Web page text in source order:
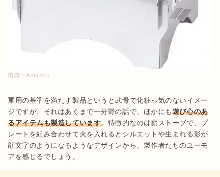
出典：Amazon
軍用の基準を満たす製品というと武骨で化粧っ気のないイメー
ジですが、それはあくまで一分野の話で、ほかにも遊び心のあ
るアイテムも製造しています。特徴的なのは薪ストーブで、プ
レートを組み合わせて火を入れるとシルエットや生まれる影が
顔文字のようになるようなデザインから、製作者たちのユーモ
アを感じるでしょう。